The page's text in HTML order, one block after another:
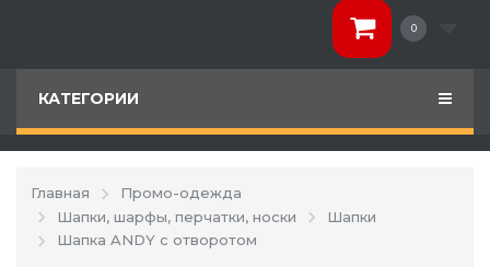
0
КАТЕГОРИИ
Главная
Промо-одежда
Шапки, шарфы, перчатки, носки
Шапки
Шапка ANDY с отворотом